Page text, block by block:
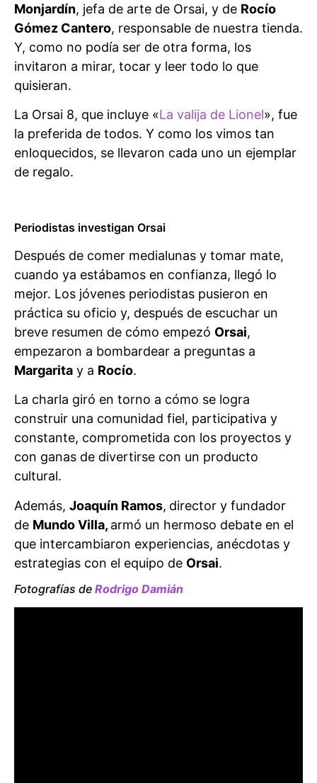
Monjardín, jefa de arte de Orsai, y de Rocío
Gómez Cantero, responsable de nuestra tienda.
Y, como no podía ser de otra forma, los
invitaron a mirar, tocar y leer todo lo que
quisieran.
La Orsai 8, que incluye «La valija de Lionel», fue
la preferida de todos. Y como los vimos tan
enloquecidos, se llevaron cada uno un ejemplar
de regalo.
Periodistas investigan Orsai
Después de comer medialunas y tomar mate,
cuando ya estábamos en confianza, llegó lo
mejor. Los jóvenes periodistas pusieron en
práctica su oficio y, después de escuchar un
breve resumen de cómo empezó Orsai,
empezaron a bombardear a preguntas a
Margarita y a Rocío.
La charla giró en torno a cómo se logra
construir una comunidad fiel, participativa y
constante, comprometida con los proyectos y
con ganas de divertirse con un producto
cultural.
Además, Joaquín Ramos, director y fundador
de Mundo Villa, armó un hermoso debate en el
que intercambiaron experiencias, anécdotas y
estrategias con el equipo de Orsai.
Fotografías de Rodrigo Damián